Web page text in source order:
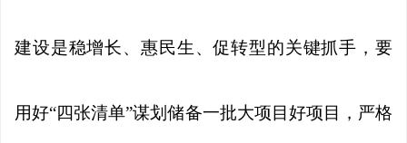
建设是稳增长、惠民生、促转型的关键抓手，要
用好“四张清单”谋划储备一批大项目好项目，严格